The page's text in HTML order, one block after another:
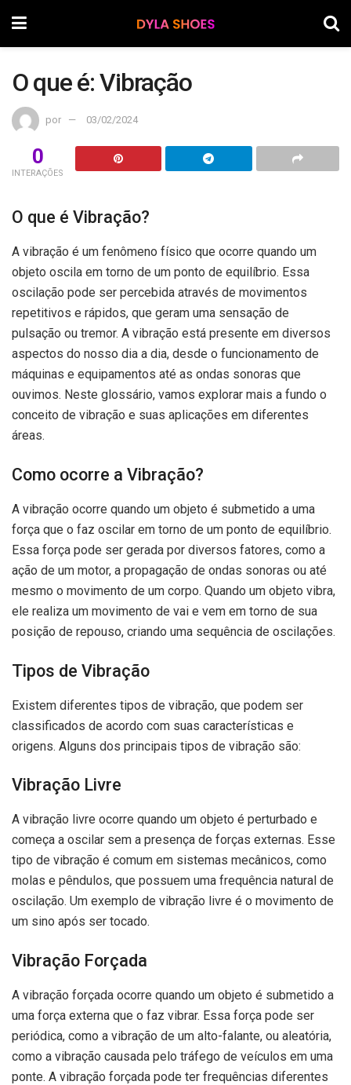
O que é: Vibração
por 03/02/2024
0
INTERAÇÕES
O que é Vibração?
A vibração é um fenômeno físico que ocorre quando um
objeto oscila em torno de um ponto de equilíbrio. Essa
oscilação pode ser percebida através de movimentos
repetitivos e rápidos, que geram uma sensação de
pulsação ou tremor. A vibração está presente em diversos
aspectos do nosso dia a dia, desde o funcionamento de
máquinas e equipamentos até as ondas sonoras que
ouvimos. Neste glossário, vamos explorar mais a fundo o
conceito de vibração e suas aplicações em diferentes
áreas.
Como ocorre a Vibração?
A vibração ocorre quando um objeto é submetido a uma
força que o faz oscilar em torno de um ponto de equilíbrio.
Essa força pode ser gerada por diversos fatores, como a
ação de um motor, a propagação de ondas sonoras ou até
mesmo o movimento de um corpo. Quando um objeto vibra,
ele realiza um movimento de vai e vem em torno de sua
posição de repouso, criando uma sequência de oscilações.
Tipos de Vibração
Existem diferentes tipos de vibração, que podem ser
classificados de acordo com suas características e
origens. Alguns dos principais tipos de vibração são:
Vibração Livre
A vibração livre ocorre quando um objeto é perturbado e
começa a oscilar sem a presença de forças externas. Esse
tipo de vibração é comum em sistemas mecânicos, como
molas e pêndulos, que possuem uma frequência natural de
oscilação. Um exemplo de vibração livre é o movimento de
um sino após ser tocado.
Vibração Forçada
A vibração forçada ocorre quando um objeto é submetido a
uma força externa que o faz vibrar. Essa força pode ser
periódica, como a vibração de um alto-falante, ou aleatória,
como a vibração causada pelo tráfego de veículos em uma
ponte. A vibração forçada pode ter frequências diferentes